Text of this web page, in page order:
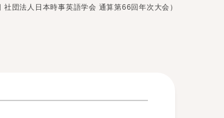
団法人日本時事英語学会 通算第66回年次大会）